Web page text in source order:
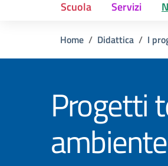
Scuola Servizi
Home Didattica I
Progetti
ambiente